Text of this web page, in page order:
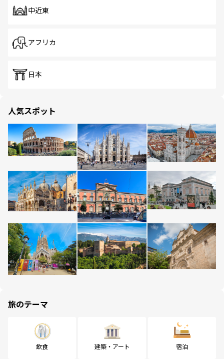
中近東
アフリカ
日本
人気スポット
旅のテーマ
飲食 建築・アート 宿泊